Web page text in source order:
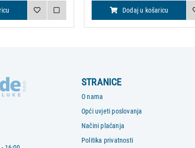
Dodaj u košaricu
STRANICE
O nama
Opći uvjeti poslovanja
Načini plaćanja
Politika privatnosti